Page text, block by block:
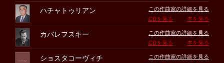
ハチャトゥリアン
この作曲家の詳細を見る
CDを見る
本を見る
カバレフスキー
この作曲家の詳細を見る
CDを見る
本を見る
ショスタコーヴィチ
この作曲家の詳細を見る